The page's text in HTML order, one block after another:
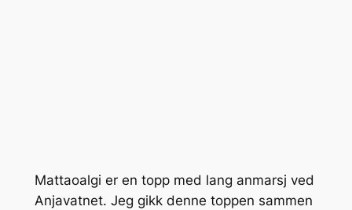
Mattaoalgi er en topp med lang anmarsj ved
Anjavatnet. Jeg gikk denne toppen sammen